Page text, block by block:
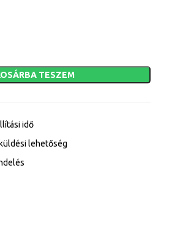
TESZEM
idő
lehetőség